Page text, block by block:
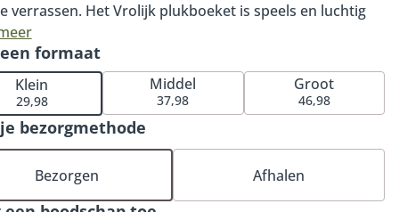
verrassen. Het Vrolijk plukboeket is speels en luchtig
en bevat de allermooiste seizoensbloemen in de
kleurrijke tinten. Een boeket om écht vrolijk van te
En bovendien een van onze bestsellers. Bestel direct
bijpassende vaas of kies één van onze andere
om de verrassing compleet te maken.
formaat
Klein
29,98
Middel
37,98
Groot
46,98
bezorgmethode
Bezorgen Afhalen